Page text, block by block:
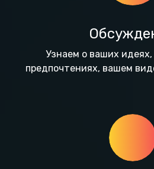
Узнаем о ваших
предпочтениях, вашем